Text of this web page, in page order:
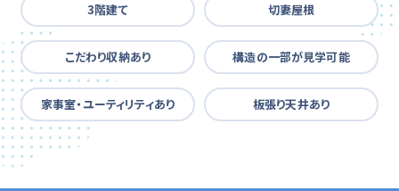
3階建て 切妻屋根
こだわり収納あり 構造の一部が見学可能
家事室・ユーティリティあり 板張り天井あり